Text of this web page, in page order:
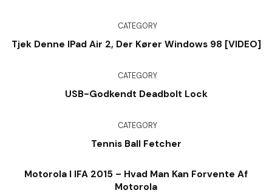
CATEGORY
Tjek Denne IPad Air 2, Der Kører Windows 98 [VIDEO]
CATEGORY
USB-Godkendt Deadbolt Lock
CATEGORY
Tennis Ball Fetcher
Motorola I IFA 2015 – Hvad Man Kan Forvente Af
Motorola